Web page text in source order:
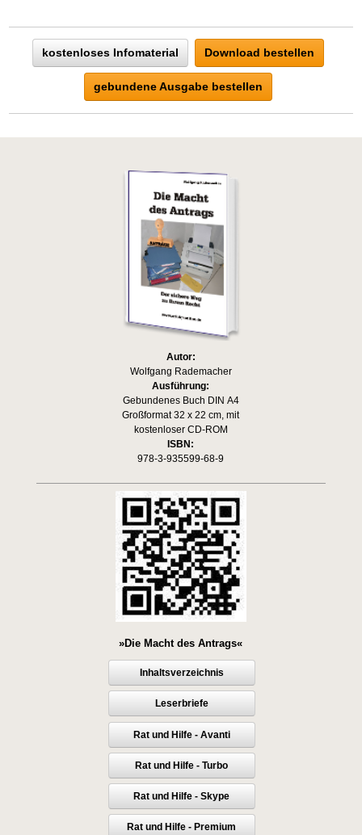
kostenloses Infomaterial Download bestellen
gebundene Ausgabe bestellen
Autor:
Wolfgang Rademacher
Ausführung:
Gebundenes Buch DIN A4
Großformat 32 x 22 cm, mit
kostenloser CD-ROM
ISBN:
978-3-935599-68-9
»Die Macht des Antrags«
Inhaltsverzeichnis
Leserbriefe
Rat und Hilfe - Avanti
Rat und Hilfe - Turbo
Rat und Hilfe - Skype
Rat und Hilfe - Premium